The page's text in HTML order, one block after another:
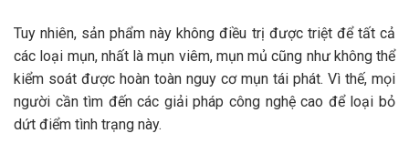
Tuy nhiên, sản phẩm này không điều trị được triệt để tất cả
các loại mụn, nhất là mụn viêm, mụn mủ cũng như không thể
kiểm soát được hoàn toàn nguy cơ mụn tái phát. Vì thế, mọi
người cần tìm đến các giải pháp công nghệ cao để loại bỏ
dứt điểm tình trạng này.